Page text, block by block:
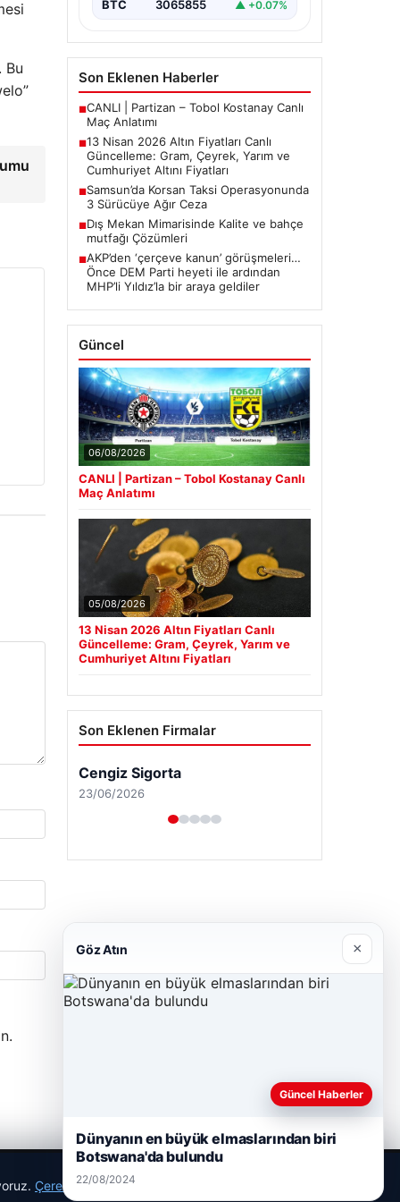
Bu
arasında yürütülen barış
BTC 3065855 ▲ +0.07%
Son Eklenen Haberler
■CANLI | Partizan – Tobol Kostanay Canlı
Maç Anlatımı
■13 Nisan 2026 Altın Fiyatları Canlı
Güncelleme: Gram, Çeyrek, Yarım ve
Cumhuriyet Altını Fiyatları
■Samsun’da Korsan Taksi Operasyonunda
3 Sürücüye Ağır Ceza
■Dış Mekan Mimarisinde Kalite ve bahçe
mutfağı Çözümleri
■AKP’den ‘çerçeve kanun’ görüşmeleri…
Önce DEM Parti heyeti ile ardından
MHP’li Yıldız’la bir araya geldiler
Güncel
06/08/2026
CANLI | Partizan – Tobol Kostanay Canlı
Maç Anlatımı
05/08/2026
13 Nisan 2026 Altın Fiyatları Canlı
Güncelleme: Gram, Çeyrek, Yarım ve
Cumhuriyet Altını Fiyatları
Son Eklenen Firmalar
Cengiz Sigorta
23/06/2026
Çerez Politikamız
Göz Atın ×
Güncel Haberler
Dünyanın en büyük elmaslarından biri
Botswana'da bulundu
22/08/2024